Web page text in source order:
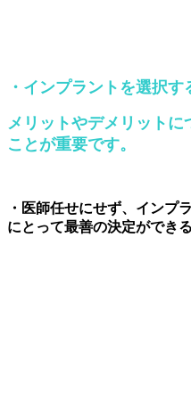
・インプラント を選択す
メリットやデメリットに
ことが重要です。
・医師任せにせず、インプ
にとって最善の決定ができ